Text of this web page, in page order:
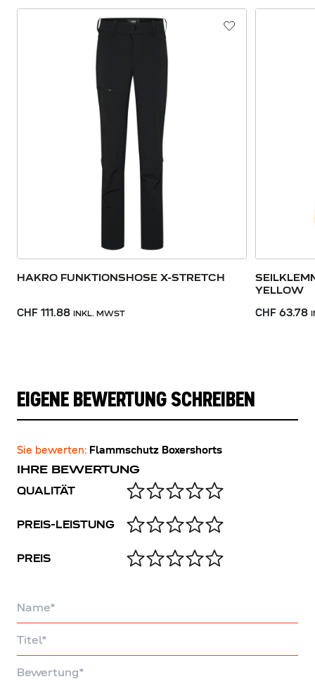
HAKRO FUNKTIONSHOSE X-STRETCH
CHF 111.88 INKL. MWST
YELLOW
CHF 63.78
EIGENE BEWERTUNG SCHREIBEN
Sie bewerten: Flammschutz Boxershorts
IHRE BEWERTUNG
QUALITÄT
PREIS-LEISTUNG
PREIS